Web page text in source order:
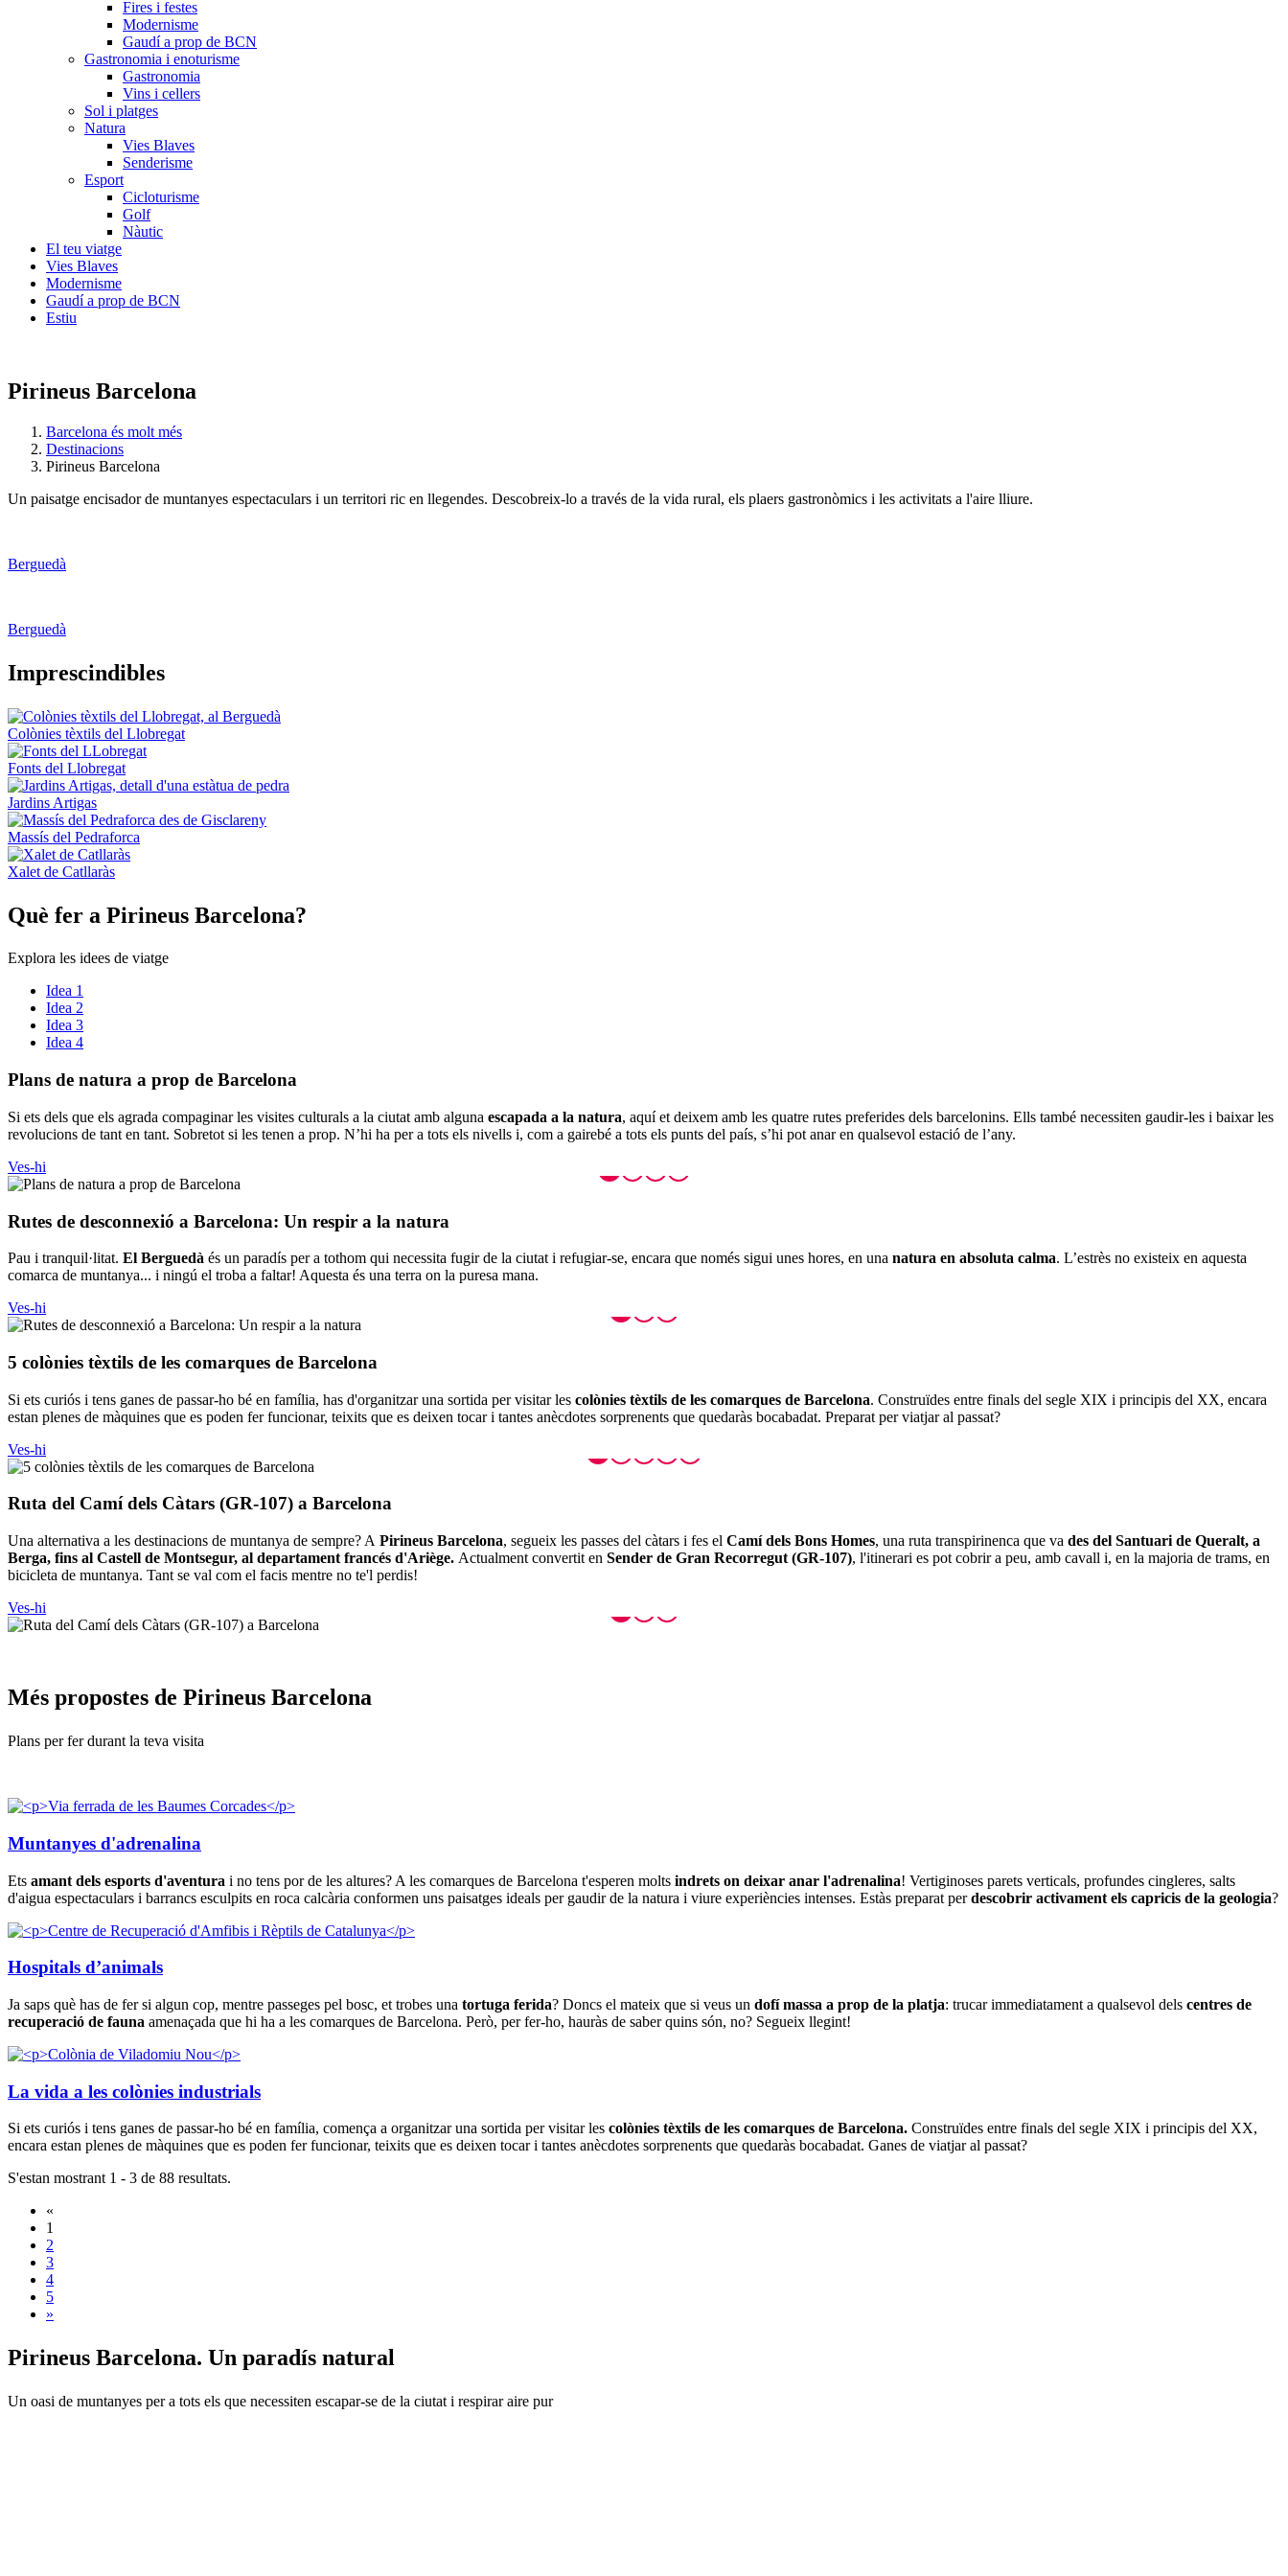
Fires i festes
Modernisme
Gaudí a prop de BCN
Gastronomia i enoturisme
Gastronomia
Vins i cellers
Sol i platges
Natura
Vies Blaves
Senderisme
Esport
Cicloturisme
Golf
Nàutic
El teu viatge
Vies Blaves
Modernisme
Gaudí a prop de BCN
Estiu
Pirineus Barcelona
Barcelona és molt més
Destinacions
Pirineus Barcelona
Un paisatge encisador de muntanyes espectaculars i un territori ric en llegendes. Descobreix-lo a través de la vida rural, els plaers gastronòmics i les activitats a l'aire lliure.
Berguedà
Berguedà
Imprescindibles
Colònies tèxtils del Llobregat
Fonts del Llobregat
Jardins Artigas
Massís del Pedraforca
Xalet de Catllaràs
Què fer a Pirineus Barcelona?
Explora les idees de viatge
Idea 1
Idea 2
Idea 3
Idea 4
Plans de natura a prop de Barcelona
Si ets dels que els agrada compaginar les visites culturals a la ciutat amb alguna escapada a la natura, aquí et deixem amb les quatre rutes preferides dels barcelonins. Ells també necessiten gaudir-les i baixar les
revolucions de tant en tant. Sobretot si les tenen a prop. N’hi ha per a tots els nivells i, com a gairebé a tots els punts del país, s’hi pot anar en qualsevol estació de l’any.
Ves-hi
Rutes de desconnexió a Barcelona: Un respir a la natura
Pau i tranquil·litat. El Berguedà és un paradís per a tothom qui necessita fugir de la ciutat i refugiar-se, encara que només sigui unes hores, en una natura en absoluta calma. L’estrès no existeix en aquesta
comarca de muntanya... i ningú el troba a faltar! Aquesta és una terra on la puresa mana.
Ves-hi
5 colònies tèxtils de les comarques de Barcelona
Si ets curiós i tens ganes de passar-ho bé en família, has d'organitzar una sortida per visitar les colònies tèxtils de les comarques de Barcelona. Construïdes entre finals del segle XIX i principis del XX, encara
estan plenes de màquines que es poden fer funcionar, teixits que es deixen tocar i tantes anècdotes sorprenents que quedaràs bocabadat. Preparat per viatjar al passat?
Ves-hi
Ruta del Camí dels Càtars (GR-107) a Barcelona
Una alternativa a les destinacions de muntanya de sempre? A Pirineus Barcelona, segueix les passes del càtars i fes el Camí dels Bons Homes, una ruta transpirinenca que va des del Santuari de Queralt, a
Berga, fins al Castell de Montsegur, al departament francés d'Ariège. Actualment convertit en Sender de Gran Recorregut (GR-107), l'itinerari es pot cobrir a peu, amb cavall i, en la majoria de trams, en
bicicleta de muntanya. Tant se val com el facis mentre no te'l perdis!
Ves-hi
Més propostes de Pirineus Barcelona
Plans per fer durant la teva visita
Muntanyes d'adrenalina
Ets amant dels esports d'aventura i no tens por de les altures? A les comarques de Barcelona t'esperen molts indrets on deixar anar l'adrenalina! Vertiginoses parets verticals, profundes cingleres, salts
d'aigua espectaculars i barrancs esculpits en roca calcària conformen uns paisatges ideals per gaudir de la natura i viure experiències intenses. Estàs preparat perdescobrir activament els capricis de la geologia?
Hospitals d’animals
Ja saps què has de fer si algun cop, mentre passeges pel bosc, et trobes una tortuga ferida? Doncs el mateix que si veus un dofí massa a prop de la platja: trucar immediatament a qualsevol dels centres de
recuperació de fauna amenaçada que hi ha a les comarques de Barcelona. Però, per fer-ho, hauràs de saber quins són, no? Segueix llegint!
La vida a les colònies industrials
Si ets curiós i tens ganes de passar-ho bé en família, comença a organitzar una sortida per visitar les colònies tèxtils de les comarques de Barcelona. Construïdes entre finals del segle XIX i principis del XX,
encara estan plenes de màquines que es poden fer funcionar, teixits que es deixen tocar i tantes anècdotes sorprenents que quedaràs bocabadat. Ganes de viatjar al passat?
S'estan mostrant 1 - 3 de 88 resultats.
«
1
2
3
4
5
»
Pirineus Barcelona. Un paradís natural
Un oasi de muntanyes per a tots els que necessiten escapar-se de la ciutat i respirar aire pur